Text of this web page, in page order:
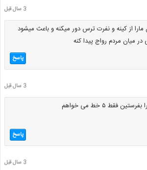
3 سال قبل
مارا از کینه و نفرت ترس دور میکنه و باعث میشود
میان مردم رواج پیدا کنه
پاسخ
3 سال قبل
فقط ۵ خط می خواهم
پاسخ
3 سال قبل